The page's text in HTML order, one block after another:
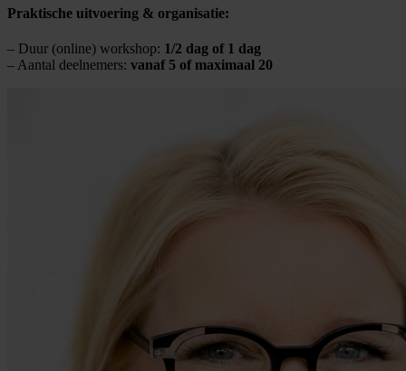
Praktische uitvoering & organisatie:
– Duur (online) workshop: 1/2 dag of 1 dag
– Aantal deelnemers: vanaf 5 of maximaal 20